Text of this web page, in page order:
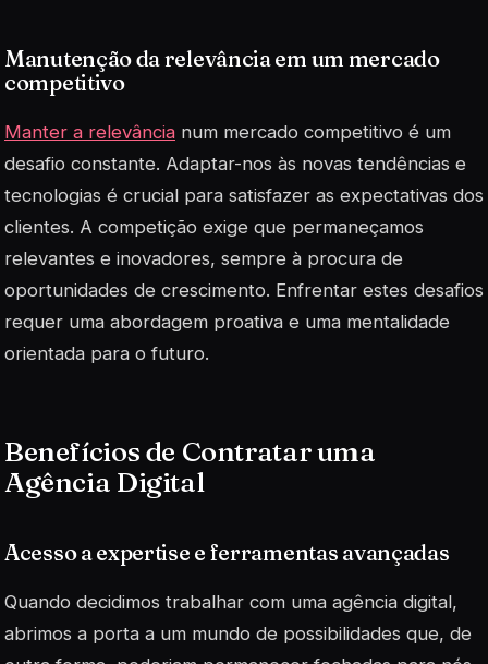
Manutenção da relevância em um mercado
competitivo
Manter a relevância num mercado competitivo é um
desafio constante. Adaptar-nos às novas tendências e
tecnologias é crucial para satisfazer as expectativas dos
clientes. A competição exige que permaneçamos
relevantes e inovadores, sempre à procura de
oportunidades de crescimento. Enfrentar estes desafios
requer uma abordagem proativa e uma mentalidade
orientada para o futuro.
Benefícios de Contratar uma
Agência Digital
Acesso a expertise e ferramentas avançadas
Quando decidimos trabalhar com uma agência digital,
abrimos a porta a um mundo de possibilidades que, de